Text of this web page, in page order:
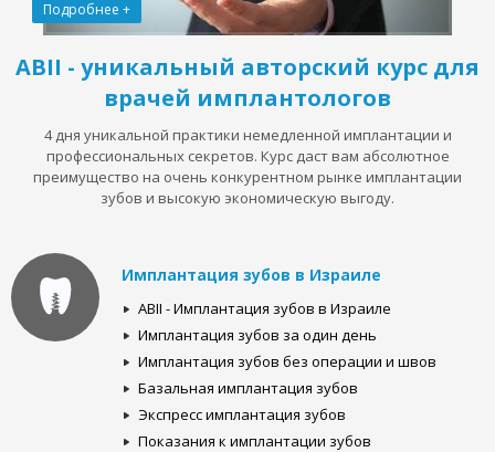
Подробнее +
ABII - уникальный авторский курс для
врачей имплантологов
4 дня уникальной практики немедленной имплантации и
профессиональных секретов. Курс даст вам абсолютное
преимущество на очень конкурентном рынке имплантации
зубов и высокую экономическую выгоду.
Имплантация зубов в Израиле
ABII - Имплантация зубов в Израиле
Имплантация зубов за один день
Имплантация зубов без операции и швов
Базальная имплантация зубов
Экспресс имплантация зубов
Показания к имплантации зубов